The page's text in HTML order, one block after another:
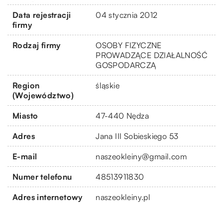
Data rejestracji
firmy
04 stycznia 2012
Rodzaj firmy
OSOBY FIZYCZNE
PROWADZĄCE DZIAŁALNOŚĆ
GOSPODARCZĄ
Region
(Województwo)
śląskie
Miasto 47-440 Nędza
Adres Jana III Sobieskiego 53
E-mail naszeokleiny@gmail.com
Numer telefonu 48513911830
Adres internetowy naszeokleiny.pl